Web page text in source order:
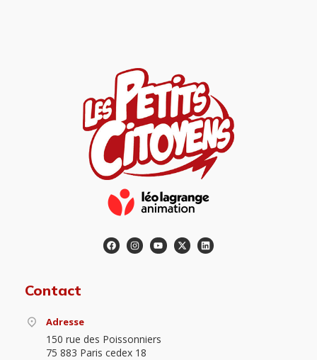
Contact
Adresse
150 rue des Poissonniers
75 883 Paris cedex 18